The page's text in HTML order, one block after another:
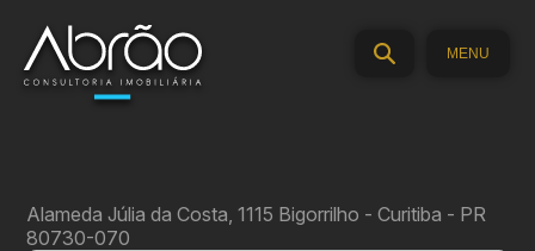
MENU
Alameda Júlia da Costa, 1115 Bigorrilho - Curitiba - PR
80730-070